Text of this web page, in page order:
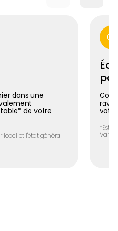
dans une
de votre
local et l'état général
04